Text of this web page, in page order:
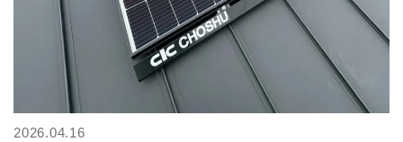
2026.04.16